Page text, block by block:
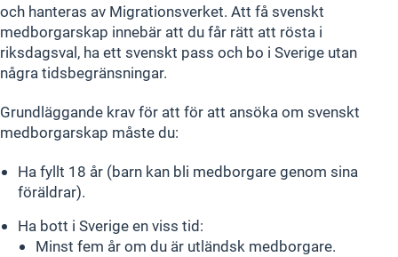
och hanteras av Migrationsverket. Att få svenskt
medborgarskap innebär att du får rätt att rösta i
riksdagsval, ha ett svenskt pass och bo i Sverige utan
några tidsbegränsningar.
Grundläggande krav för att för att ansöka om svenskt
medborgarskap måste du:
Ha fyllt 18 år (barn kan bli medborgare genom sina
föräldrar).
Ha bott i Sverige en viss tid:
Minst fem år om du är utländsk medborgare.